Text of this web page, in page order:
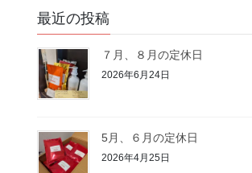
最近の投稿
７月、８月の定休日
2026年6月24日
5月、６月の定休日
2026年4月25日